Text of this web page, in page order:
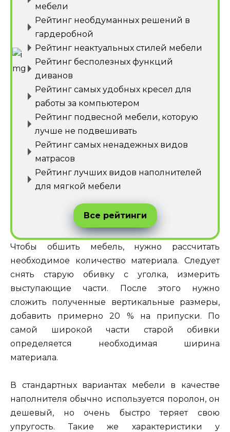
мебели
Рейтинг необдуманных решений в
гардеробной
Рейтинг неактуальных стилей мебели
Рейтинг бесполезных функций
диванов
Рейтинг самых удобных кресел для
работы за компьютером
Рейтинг подвесной мебели, которую
лучше не подвешивать
Рейтинг самых ненадежных видов
матрасов
Рейтинг лучших видов наполнителей
для мягкой мебели
Все рейтинги
Чтобы обшить мебель, нужно рассчитать
необходимое количество материала. Следует
снять старую обивку с уголка, измерить
выступающие части. После этого нужно
сложить полученные вертикальные размеры,
добавить примерно 20 % на припуски. По
самой широкой части старой обивки
определяется необходимая ширина
материала.
В стандартных вариантах мебели в качестве
наполнителя обычно используется поролон, он
дешевый, но очень быстро теряет свою
упругость. Такие же характеристики у